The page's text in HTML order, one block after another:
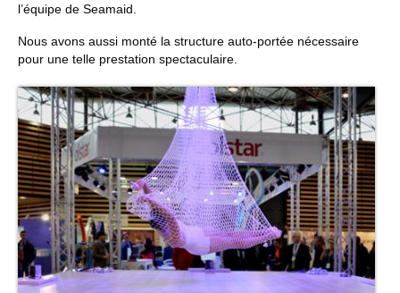
l’équipe de Seamaid.
Nous avons aussi monté la structure auto-portée nécessaire
pour une telle prestation spectaculaire.